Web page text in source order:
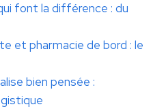
font la différence : du
et pharmacie de bord : le
bien pensée :